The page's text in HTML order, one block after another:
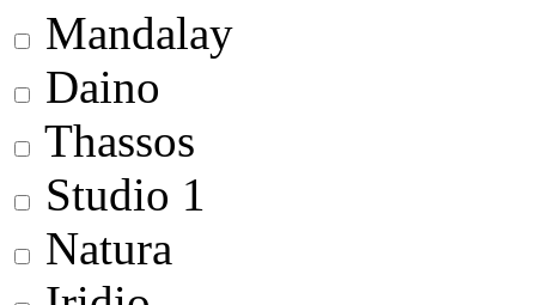
Mandalay
Daino
Thassos
Studio 1
Natura